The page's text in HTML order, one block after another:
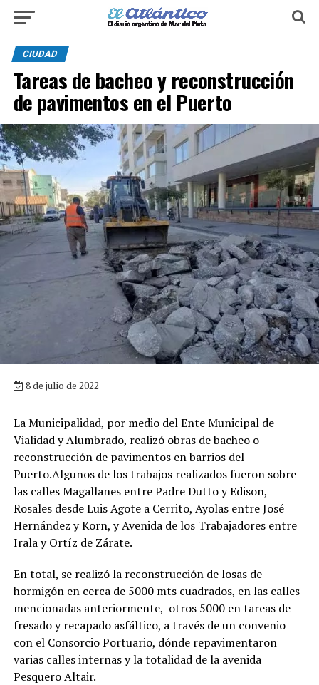
CIUDAD
Tareas de bacheo y reconstrucción
de pavimentos en el Puerto
8 de julio de 2022
La Municipalidad, por medio del Ente Municipal de
Vialidad y Alumbrado, realizó obras de bacheo o
reconstrucción de pavimentos en barrios del
Puerto.Algunos de los trabajos realizados fueron sobre
las calles Magallanes entre Padre Dutto y Edison,
Rosales desde Luis Agote a Cerrito, Ayolas entre José
Hernández y Korn, y Avenida de los Trabajadores entre
Irala y Ortíz de Zárate.
En total, se realizó la reconstrucción de losas de
hormigón en cerca de 5000 mts cuadrados, en las calles
mencionadas anteriormente, otros 5000 en tareas de
fresado y recapado asfáltico, a través de un convenio
con el Consorcio Portuario, dónde repavimentaron
varias calles internas y la totalidad de la avenida
Pesquero Altair.